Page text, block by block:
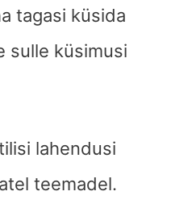
tagasi küsida
sulle küsimusi
lahendusi
teemadel.